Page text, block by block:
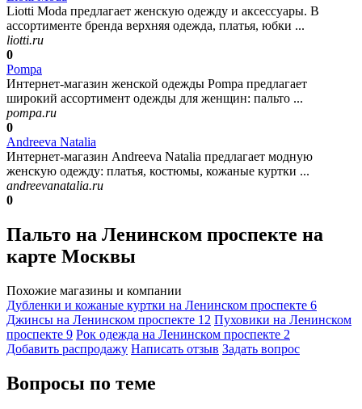
Liotti Moda предлагает женскую одежду и аксессуары. В
ассортименте бренда верхняя одежда, платья, юбки ...
liotti.ru
0
Pompa
Интернет-магазин женской одежды Pompa предлагает
широкий ассортимент одежды для женщин: пальто ...
pompa.ru
0
Andreeva Natalia
Интернет-магазин Andreeva Natalia предлагает модную
женскую одежду: платья, костюмы, кожаные куртки ...
andreevanatalia.ru
0
Пальто на Ленинском проспекте на
карте Москвы
Похожие магазины и компании
Дубленки и кожаные куртки на Ленинском проспекте 6
Джинсы на Ленинском проспекте 12 Пуховики на Ленинском
проспекте 9 Рок одежда на Ленинском проспекте 2
Добавить раcпродажу Написать отзыв Задать вопрос
Вопросы по теме